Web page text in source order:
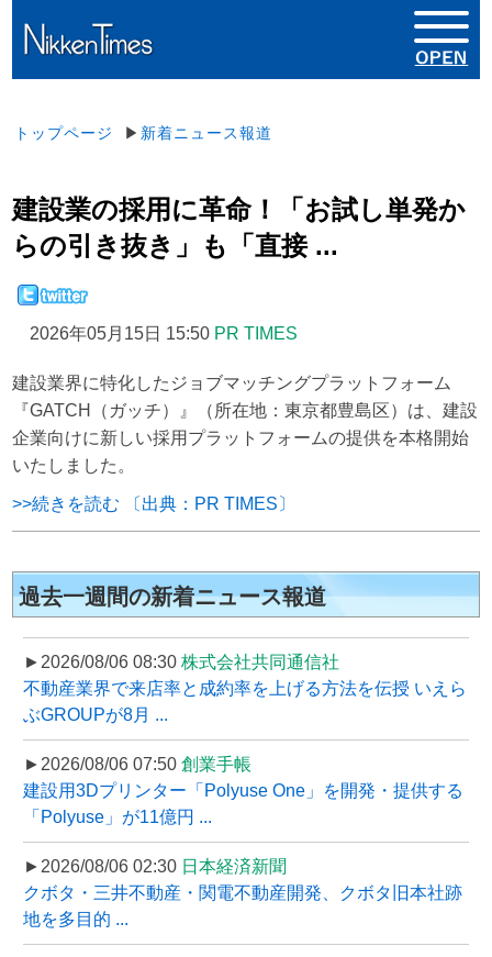
トップページ ▶ 新着ニュース報道
建設業の採用に革命！「お試し単発か
らの引き抜き」も「直接 ...
2026年05月15日 15:50 PR TIMES
建設業界に特化したジョブマッチングプラットフォーム
『GATCH（ガッチ）』（所在地：東京都豊島区）は、建設
企業向けに新しい採用プラットフォームの提供を本格開始
いたしました。
>>続きを読む 〔出典：PR TIMES〕
過去一週間の新着ニュース報道
►2026/08/06 08:30 株式会社共同通信社
不動産業界で来店率と成約率を上げる方法を伝授 いえら
ぶGROUPが8月 ...
►2026/08/06 07:50 創業手帳
建設用3Dプリンター「Polyuse One」を開発・提供する
「Polyuse」が11億円 ...
►2026/08/06 02:30 日本経済新聞
クボタ・三井不動産・関電不動産開発、クボタ旧本社跡
地を多目的 ...